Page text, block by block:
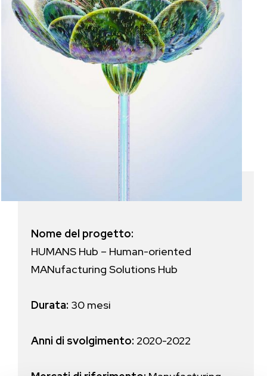
Nome del progetto:
HUMANS Hub – Human-oriented
MANufacturing Solutions Hub
Durata: 30 mesi
Anni di svolgimento: 2020-2022